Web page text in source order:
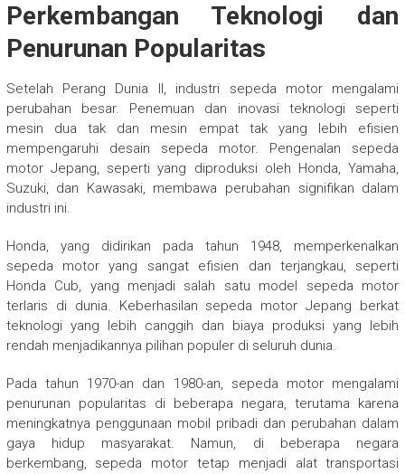
Perkembangan Teknologi dan
Penurunan Popularitas
Setelah Perang Dunia II, industri sepeda motor mengalami
perubahan besar. Penemuan dan inovasi teknologi seperti
mesin dua tak dan mesin empat tak yang lebih efisien
mempengaruhi desain sepeda motor. Pengenalan sepeda
motor Jepang, seperti yang diproduksi oleh Honda, Yamaha,
Suzuki, dan Kawasaki, membawa perubahan signifikan dalam
industri ini.
Honda, yang didirikan pada tahun 1948, memperkenalkan
sepeda motor yang sangat efisien dan terjangkau, seperti
Honda Cub, yang menjadi salah satu model sepeda motor
terlaris di dunia. Keberhasilan sepeda motor Jepang berkat
teknologi yang lebih canggih dan biaya produksi yang lebih
rendah menjadikannya pilihan populer di seluruh dunia.
Pada tahun 1970-an dan 1980-an, sepeda motor mengalami
penurunan popularitas di beberapa negara, terutama karena
meningkatnya penggunaan mobil pribadi dan perubahan dalam
gaya hidup masyarakat. Namun, di beberapa negara
berkembang, sepeda motor tetap menjadi alat transportasi